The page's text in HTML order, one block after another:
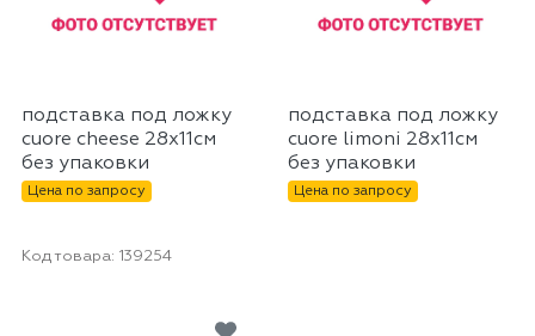
подставка под ложку
cuore cheese 28х11см
без упаковки
Цена по запросу
подставка под ложку
cuore limoni 28х11см
без упаковки
Цена по запросу
Код товара: 139254